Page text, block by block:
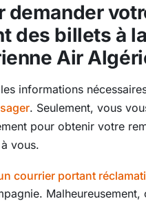
demander
des billets à
Air
informations
. Seulement, vous
pour obtenir votre
vous.
courrier portant
Malheureusement,